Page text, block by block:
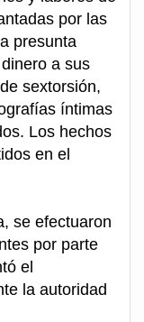
por las
presunta
a sus
sextorsión,
íntimas
Los hechos
en el
se efectuaron
por parte
el
la autoridad